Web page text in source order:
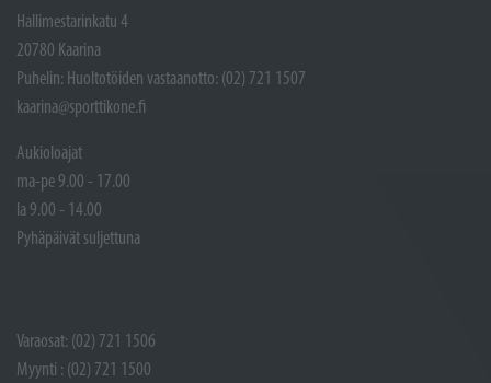
Hallimestarinkatu 4
20780 Kaarina
Puhelin: Huoltotöiden vastaanotto: (02) 721 1507
kaarina@sporttikone.fi
Aukioloajat
ma-pe 9.00 - 17.00
la 9.00 - 14.00
Pyhäpäivät suljettuna
Varaosat: (02) 721 1506
Myynti : (02) 721 1500